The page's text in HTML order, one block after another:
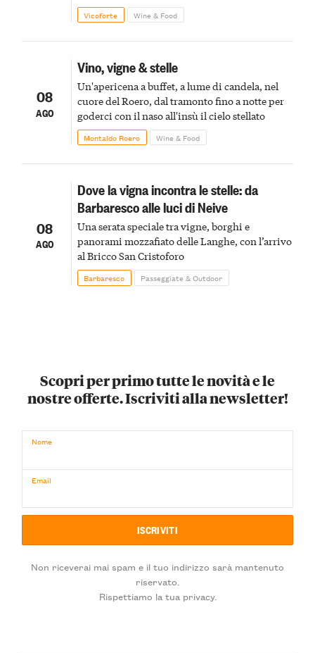
Vicoforte Wine & Food
08
AGO
Vino, vigne & stelle
Un'apericena a buffet, a lume di candela, nel
cuore del Roero, dal tramonto fino a notte per
goderci con il naso all'insù il cielo stellato
Montaldo Roero Wine & Food
08
AGO
Dove la vigna incontra le stelle: da
Barbaresco alle luci di Neive
Una serata speciale tra vigne, borghi e
panorami mozzafiato delle Langhe, con l’arrivo
al Bricco San Cristoforo
Barbaresco Passeggiate & Outdoor
Scopri per primo tutte le novità e le
nostre offerte. Iscriviti alla newsletter!
Nome
Email
Non riceverai mai spam e il tuo indirizzo sarà mantenuto
riservato.
Rispettiamo la tua privacy.